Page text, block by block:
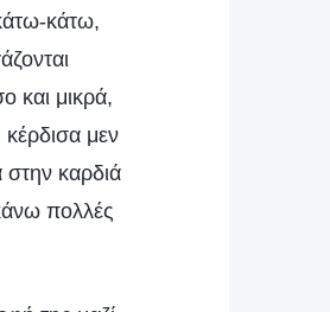
κάτω,
και μικρά,
μεν
καρδιά
πολλές